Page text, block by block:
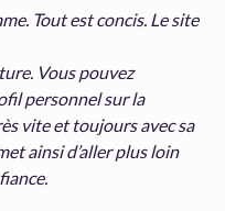
Tout est concis. Le site
Vous pouvez
personnel sur la
vite et toujours avec sa
ainsi d’aller plus loin